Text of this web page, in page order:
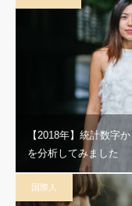
【2018年】統計数字
を分析してみました
国際人